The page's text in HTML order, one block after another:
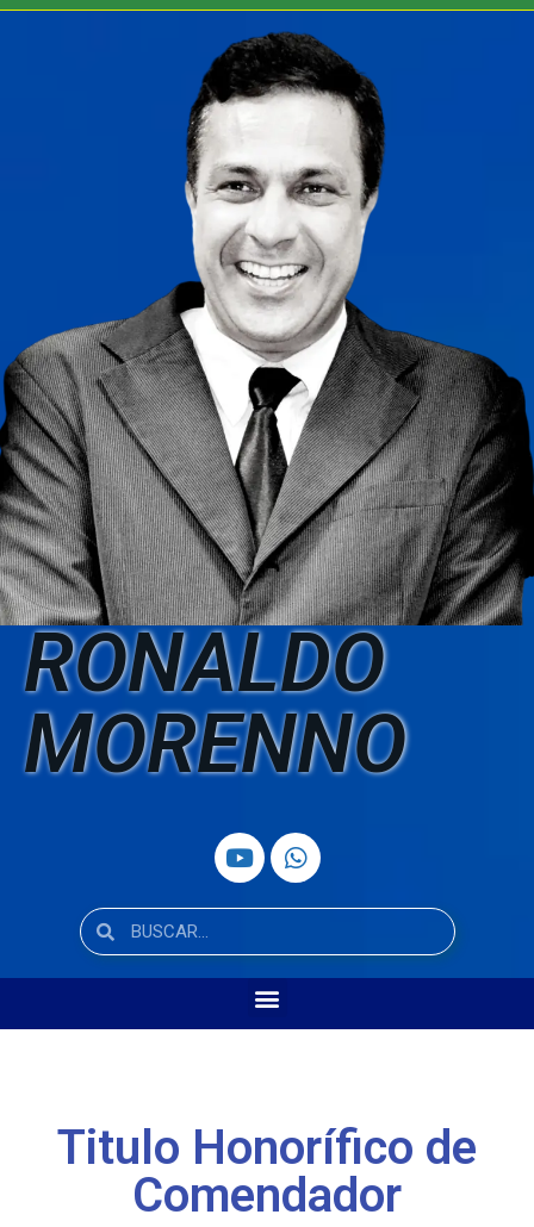
RONALDO
MORENNO
Titulo Honorífico de
Comendador